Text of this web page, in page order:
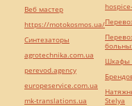
Веб мастер
https://motokosmos.ua/
Синтезаторы
agrotechnika.com.ua
perevod.agency
europeservice.com.ua
mk-translations.ua
Шкафы
Stelya